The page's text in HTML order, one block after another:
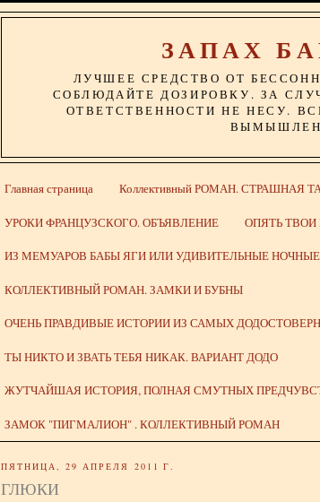
ЗАПАХ
ЛУЧШЕЕ СРЕДСТВО ОТ
СОБЛЮДАЙТЕ ДОЗИРОВКУ. ЗА
ОТВЕТСТВЕННОСТИ НЕ НЕСУ.
Главная страница Коллективный РОМАН.
УРОКИ ФРАНЦУЗСКОГО. ОБЪЯВЛЕНИЕ ОПЯТЬ
ИЗ МЕМУАРОВ БАБЫ ЯГИ ИЛИ УДИВИТЕЛЬНЫЕ
КОЛЛЕКТИВНЫЙ РОМАН. ЗАМКИ И БУБНЫ
ОЧЕНЬ ПРАВДИВЫЕ ИСТОРИИ ИЗ САМЫХ
ТЫ НИКТО И ЗВАТЬ ТЕБЯ НИКАК. ВАРИАНТ ДОДО
ЖУТЧАЙШАЯ ИСТОРИЯ, ПОЛНАЯ СМУТНЫХ
ЗАМОК "ПИГМАЛИОН" . КОЛЛЕКТИВНЫЙ РОМАН
ПЯТНИЦА, 29 АПРЕЛЯ 2011 Г.
ГЛЮКИ